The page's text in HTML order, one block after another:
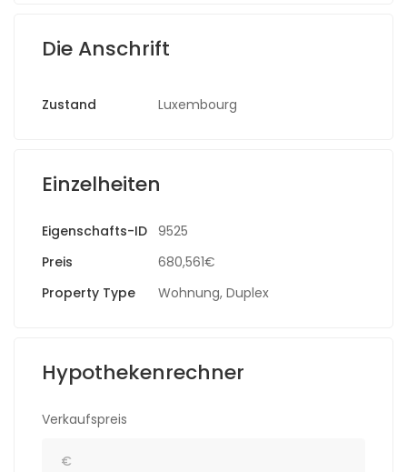
Die Anschrift
Zustand Luxembourg
Einzelheiten
Eigenschafts-ID 9525
Preis
680,561€
Property Type
Wohnung, Duplex
Hypothekenrechner
Verkaufspreis